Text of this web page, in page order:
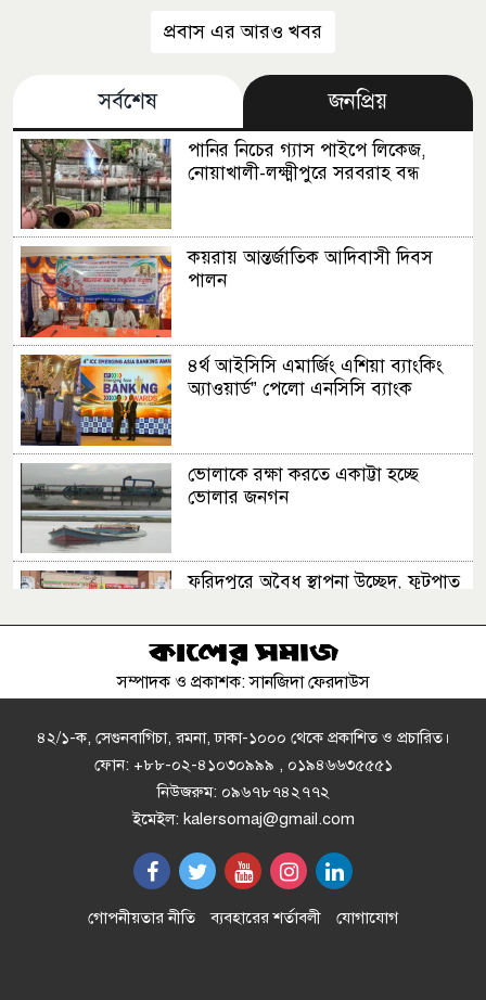
প্রবাস এর আরও খবর
সর্বশেষ জনপ্রিয়
পানির নিচের গ্যাস পাইপে লিকেজ,
নোয়াখালী-লক্ষ্মীপুরে সরবরাহ বন্ধ
কয়রায় আন্তর্জাতিক আদিবাসী দিবস
পালন
৪র্থ আইসিসি এমার্জিং এশিয়া ব্যাংকিং
অ্যাওয়ার্ড” পেলো এনসিসি ব্যাংক
ভোলাকে রক্ষা করতে একাট্টা হচ্ছে
ভোলার জনগন
ফরিদপুরে অবৈধ স্থাপনা উচ্ছেদ, ফুটপাত
হুমায়ূন আহমেদের ‘মিসির আলী সিরিজ’
আড্ডারআয়োজন করেছেন ব্র্যাক ব্যাংক
রিডিং ক্যাফের সদস্যরা।
হাওরে মিঠা পানির মাছের অভয়াশ্রম করা
হবে: কৃষি এবং মৎস্য ও প্রাণিসম্পদ মন্ত্রী
আধুনিকতার ছোঁয়ায় হারিয়ে যাচ্ছে
নৌকা, মৃৎশিল্প, তাঁত ও লোকসংস্কৃতি
সম্পাদক ও প্রকাশক: সানজিদা ফেরদাউস
৪২/১-ক, সেগুনবাগিচা, রমনা, ঢাকা-১০০০ থেকে প্রকাশিত ও প্রচারিত।
ফোন: +৮৮-০২-৪১০৩০৯৯৯ , ০১৯৪৬৬৩৫৫৫১
নিউজরুম: ০৯৬৭৮৭৪২৭৭২
ইমেইল: kalersomaj@gmail.com
গোপনীয়তার নীতি ব্যবহারের শর্তাবলী যোগাযোগ